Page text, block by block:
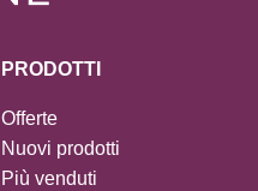
PRODOTTI
Offerte
Nuovi prodotti
Più venduti